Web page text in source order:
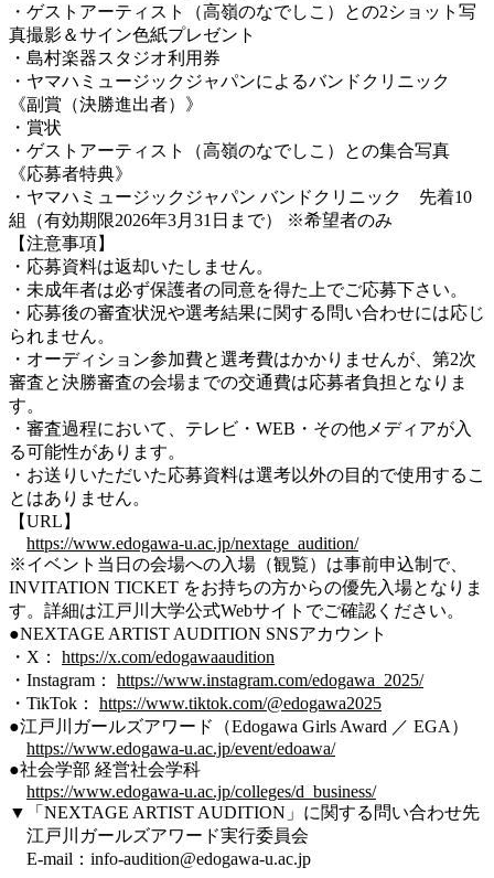
・ゲストアーティスト（高嶺のなでしこ）との2ショット写
真撮影＆サイン色紙プレゼント
・島村楽器スタジオ利用券
・ヤマハミュージックジャパンによるバンドクリニック
《副賞（決勝進出者）》
・賞状
・ゲストアーティスト（高嶺のなでしこ）との集合写真
《応募者特典》
・ヤマハミュージックジャパン バンドクリニック 先着10
組（有効期限2026年3月31日まで） ※希望者のみ
【注意事項】
・ 応募資料は返却いたしません。
・未成年者は必ず保護者の同意を得た上でご応募下さい。
・応募後の審査状況や選考結果に関する問い合わせには応じ
られません。
・オーディション参加費と選考費はかかりませんが、 第2次
審査と決勝審査の会場までの交通費は応募者負担となりま
す。
・審査過程において、テレビ・WEB・その他メディアが⼊
る可能性があります。
・お送りいただいた応募資料は選考以外の⽬的で使⽤するこ
とはありません。
【URL】
https://www.edogawa-u.ac.jp/nextage_audition/
※イベント当日の会場への入場（観覧）は事前申込制で、
INVITATION TICKET をお持ちの方からの優先入場となりま
す。詳細は江戸川大学公式Webサイトでご確認ください。
●NEXTAGE ARTIST AUDITION SNSアカウント
・X： https://x.com/edogawaaudition
・Instagram： https://www.instagram.com/edogawa_2025/
・TikTok： https://www.tiktok.com/@edogawa2025
●江戸川ガールズアワード（Edogawa Girls Award ／ EGA）
https://www.edogawa-u.ac.jp/event/edoawa/
●社会学部 経営社会学科
https://www.edogawa-u.ac.jp/colleges/d_business/
▼「NEXTAGE ARTIST AUDITION」に関する問い合わせ先
江戸川ガールズアワード実行委員会
E-mail：info-audition@edogawa-u.ac.jp